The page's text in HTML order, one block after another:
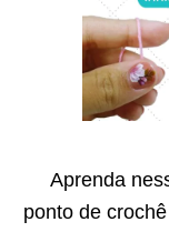
Aprenda
ponto de